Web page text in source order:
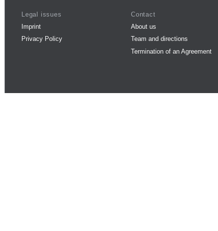
Legal issues
Imprint
Privacy Policy
Contact
About us
Team and directions
Termination of an Agreement